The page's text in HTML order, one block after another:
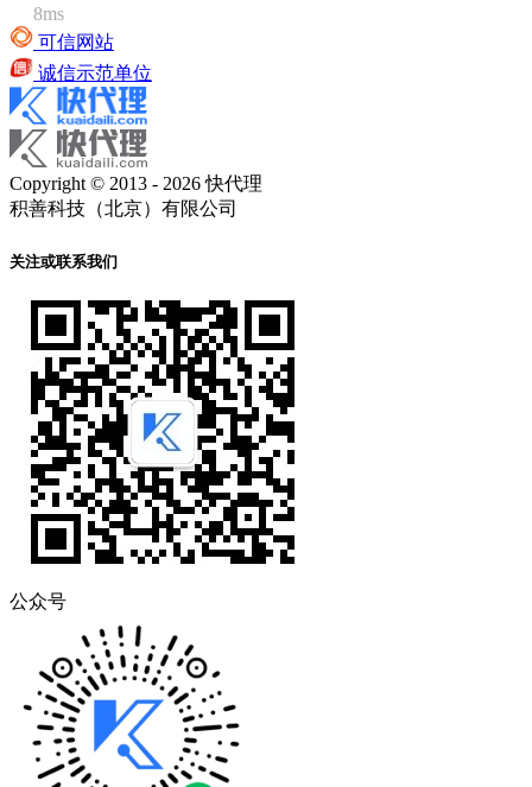
8ms
可信网站
诚信示范单位
Copyright © 2013 - 2026 快代理
积善科技（北京）有限公司
关注或联系我们
公众号